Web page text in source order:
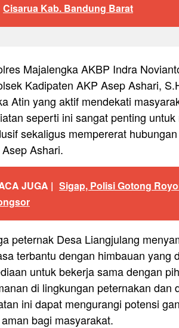
Cisarua Kab. Bandung Barat
Majalengka AKBP Indra
Kadipaten AKP Asep Ashari,
Atin yang aktif mendekati
seperti ini sangat penting
sekaligus mempererat
Ashari.
JUGA | Sigap, Polisi Gotong
peternak Desa Liangjulang
terbantu dengan himbauan yang
untuk bekerja sama dengan
di lingkungan peternakan dan
ini dapat mengurangi potensi
bagi masyarakat.